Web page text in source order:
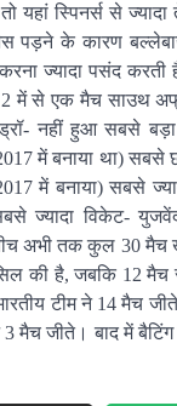
यहां स्पिनर्स से
पड़ने के कारण
करना ज्यादा पसंद
2 में से एक मैच साउथ
नहीं हुआ सबसे
में बनाया था) सबसे
में बनाया) सबसे
ज्यादा विकेट-
अभी तक कुल 30 मैच
की है, जबकि 12
टीम ने 14 मैच
मैच जीते। बाद में